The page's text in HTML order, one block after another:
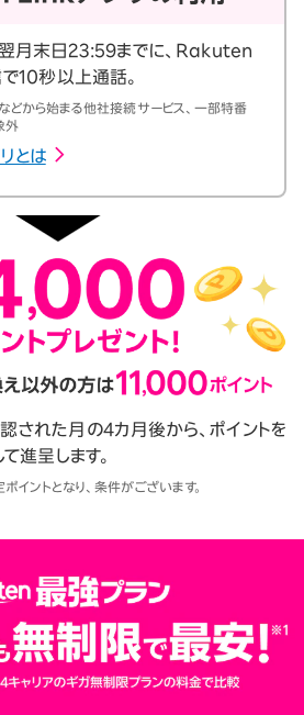
月末日23:59までに、Rakuten
10秒以上通話。
どから始まる他社接続サービス、一部特番
外
とは
された月の4カ月後から、ポイントを
進呈します。
イントとなり、条件がございます。